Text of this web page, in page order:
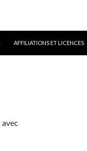
AFFILIATIONS ET LICENCES
avec